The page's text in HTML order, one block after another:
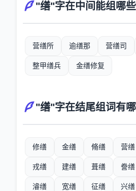
"缮"字在中间能组哪
营缮所 逾缮那 营缮司
整甲缮兵 金缮修复
"缮"字在结尾组词有
修缮 金缮 脩缮 营缮
戎缮 建缮 葺缮 誊缮
濬缮 宽缮 征缮 兴缮